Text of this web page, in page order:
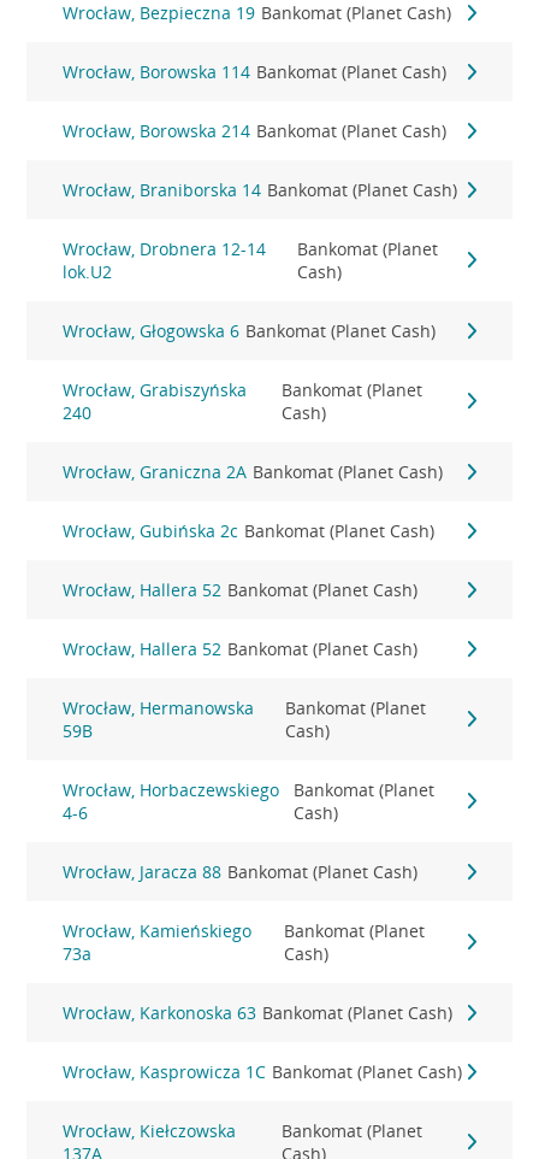
Wrocław, Bezpieczna 19 Bankomat (Planet Cash)
Wrocław, Borowska 114 Bankomat (Planet Cash)
Wrocław, Borowska 214 Bankomat (Planet Cash)
Wrocław, Braniborska 14 Bankomat (Planet Cash)
Wrocław, Drobnera 12-14
lok.U2
Bankomat (Planet
Cash)
Wrocław, Głogowska 6 Bankomat (Planet Cash)
Wrocław, Grabiszyńska
240
Bankomat (Planet
Cash)
Wrocław, Graniczna 2A Bankomat (Planet Cash)
Wrocław, Gubińska 2c Bankomat (Planet Cash)
Wrocław, Hallera 52 Bankomat (Planet Cash)
Wrocław, Hallera 52 Bankomat (Planet Cash)
Wrocław, Hermanowska
59B
Bankomat (Planet
Cash)
Wrocław, Horbaczewskiego
4-6
Bankomat (Planet
Cash)
Wrocław, Jaracza 88 Bankomat (Planet Cash)
Wrocław, Kamieńskiego
73a
Bankomat (Planet
Cash)
Wrocław, Karkonoska 63 Bankomat (Planet Cash)
Wrocław, Kasprowicza 1C Bankomat (Planet Cash)
Wrocław, Kiełczowska
137A
Bankomat (Planet
Cash)